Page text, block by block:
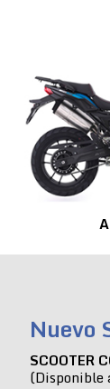
Nuevo
SCOOTER
(Disponible